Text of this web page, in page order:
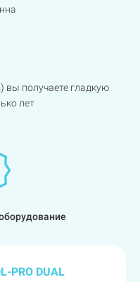
вы получаете гладкую
лет
PRO DUAL